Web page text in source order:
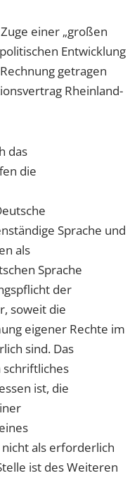
einer „großen
Entwicklung
getragen
Rheinland-
das
die
Sprache und
als
Sprache
der
soweit die
eigener Rechte im
sind. Das
schriftliches
ist, die
als erforderlich
ist des Weiteren